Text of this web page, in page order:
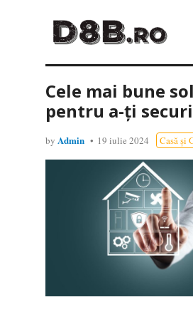
Cele mai bune
pentru a-ți
by Admin 19 iulie 2024 Casă și